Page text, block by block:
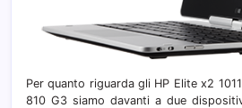
Per quanto riguarda gli HP Elite x2
810 G3 siamo davanti a due